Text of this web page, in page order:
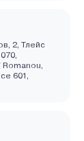
2, Тлейс
Romanou,
601,